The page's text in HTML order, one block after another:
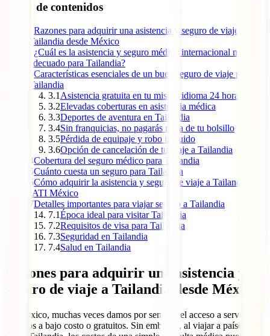
Tabla de contenidos
Razones para adquirir una asistencia y seguro de viaje a
Tailandia desde México
¿Cuál es la asistencia y seguro médico internacional más
adecuado para Tailandia?
3Características esenciales de un buen seguro de viaje para
Tailandia
3.1 Asistencia gratuita en tu mismo idioma 24 horas
3.2Elevadas coberturas en asistencia médica
3.3Deportes de aventura en Tailandia
3.4Sin franquicias, no pagarás nada de tu bolsillo
3.5Pérdida de equipaje y robo incluido
3.6Opción de cancelación de tu viaje a Tailandia
4Cobertura del seguro médico para Tailandia
5Cuánto cuesta un seguro para Tailandia
6Cómo adquirir la asistencia y seguro de viaje a Tailandia en
IATI México
7Detalles importantes para viajar seguro a Tailandia
7.1Época ideal para visitar Tailandia
7.2Requisitos de visa para Tailandia
7.3Seguridad en Tailandia
7.4Salud en Tailandia
Razones para adquirir una asistencia y
seguro de viaje a Tailandia desde México
En México, muchas veces damos por sentado el acceso a servicios
médicos a bajo costo o gratuitos. Sin embargo, al viajar a países